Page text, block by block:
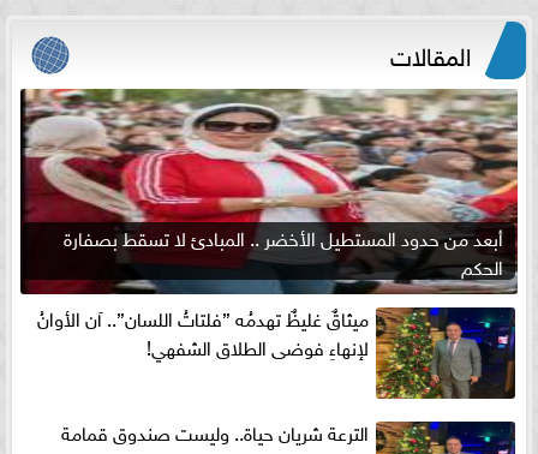
المقالات
أبعد من حدود المستطيل الأخضر .. المبادئ لا تسقط بصفارة
الحكم
ميثاقٌ غليظٌ تهدمُه ”فلتاتُ اللسان”.. آن الأوانُ
لإنهاءِ فوضى الطلاق الشفهي!
الترعة شريان حياة.. وليست صندوق قمامة